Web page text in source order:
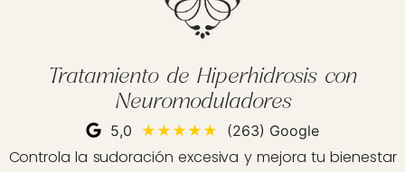
Tratamiento de Hiperhidrosis con
Neuromoduladores
5,0 ★★★★★ (263) Google
Controla la sudoración excesiva y mejora tu bienestar